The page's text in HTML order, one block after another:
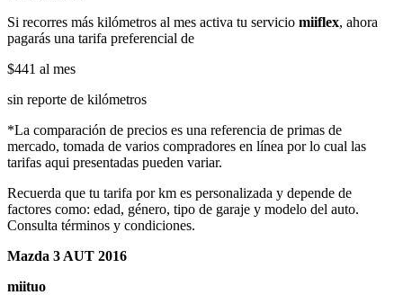
Si recorres más kilómetros al mes activa tu servicio miiflex, ahora
pagarás una tarifa preferencial de
$441 al mes
sin reporte de kilómetros
*La comparación de precios es una referencia de primas de
mercado, tomada de varios compradores en línea por lo cual las
tarifas aqui presentadas pueden variar.
Recuerda que tu tarifa por km es personalizada y depende de
factores como: edad, género, tipo de garaje y modelo del auto.
Consulta términos y condiciones.
Mazda 3 AUT 2016
miituo